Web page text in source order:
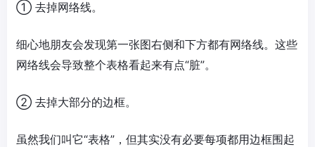
① 去掉网络线。
细心地朋友会发现第一张图右侧和下方都有网络线。这些
网络线会导致整个表格看起来有点“脏”。
② 去掉大部分的边框。
虽然我们叫它“表格”，但其实没有必要每项都用边框围起